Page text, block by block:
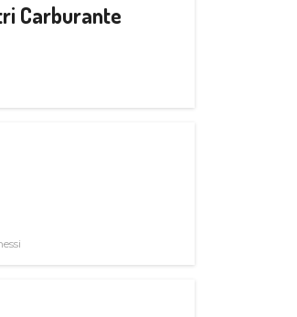
Carburante